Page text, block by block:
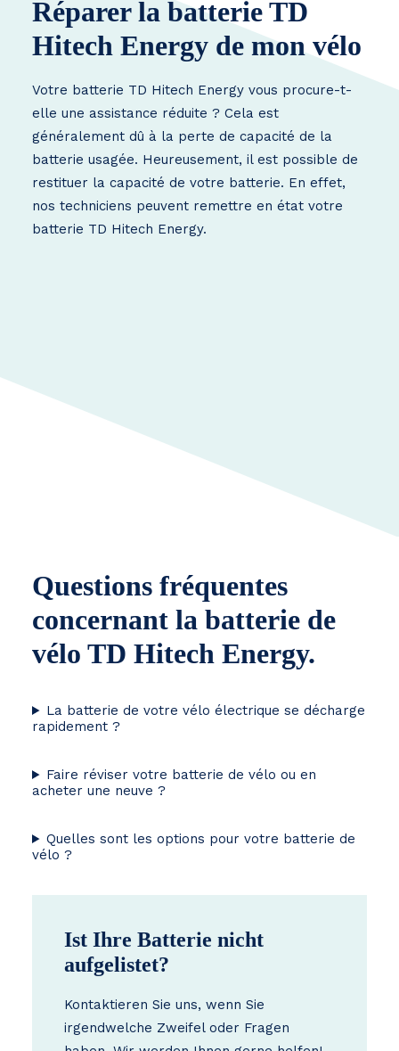
Réparer la batterie TD
Hitech Energy de mon vélo
Votre batterie TD Hitech Energy vous procure-t-
elle une assistance réduite ? Cela est
généralement dû à la perte de capacité de la
batterie usagée. Heureusement, il est possible de
restituer la capacité de votre batterie. En effet,
nos techniciens peuvent remettre en état votre
batterie TD Hitech Energy.
Questions fréquentes
concernant la batterie de
vélo TD Hitech Energy.
La batterie de votre vélo électrique se décharge
rapidement ?
Faire réviser votre batterie de vélo ou en
acheter une neuve ?
Quelles sont les options pour votre batterie de
vélo ?
Ist Ihre Batterie nicht
aufgelistet?
Kontaktieren Sie uns, wenn Sie
irgendwelche Zweifel oder Fragen